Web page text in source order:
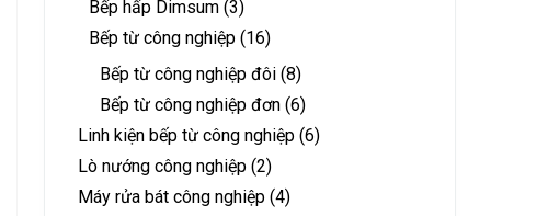
Bếp hấp Dimsum (3)
Bếp từ công nghiệp (16)
Bếp từ công nghiệp đôi (8)
Bếp từ công nghiệp đơn (6)
Linh kiện bếp từ công nghiệp (6)
Lò nướng công nghiệp (2)
Máy rửa bát công nghiệp (4)